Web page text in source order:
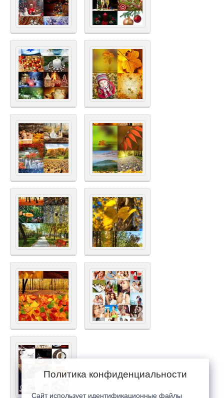
Политика конфиденциальности
Сайт использует идентификационные файлы